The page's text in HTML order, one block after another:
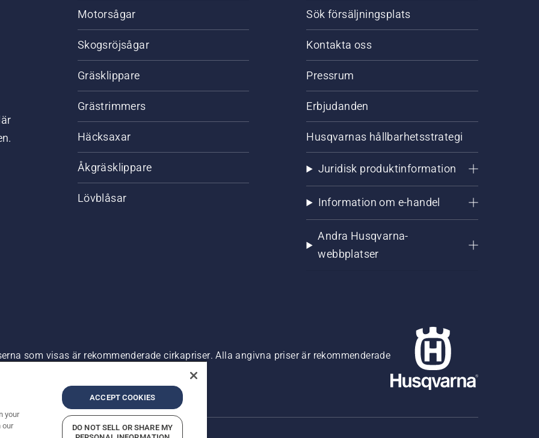
Motorsågar
Skogsröjsågar
Gräsklippare
Grästrimmers
Häcksaxar
Åkgräsklippare
Lövblåsar
Sök försäljningsplats
Kontakta oss
Pressrum
Erbjudanden
Husqvarnas hållbarhetsstrategi
Juridisk produktinformation
Information om e-handel
Andra Husqvarna-
webbplatser
som visas är rekommenderade cirkapriser. Alla angivna priser är rekommenderade
Företagsinformation
your
our
ACCEPT COOKIES
DO NOT SELL OR SHARE MY